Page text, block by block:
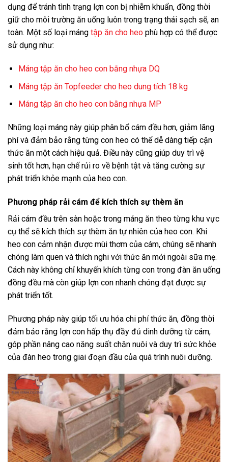
dụng để tránh tình trạng lợn con bị nhiễm khuẩn, đồng thời
giữ cho môi trường ăn uống luôn trong trạng thái sạch sẽ, an
toàn. Một số loại máng tập ăn cho heo phù hợp có thể được
sử dụng như:
Máng tập ăn cho heo con bằng nhựa DQ
Máng tập ăn Topfeeder cho heo dung tích 18 kg
Máng tập ăn cho heo con bằng nhựa MP
Những loại máng này giúp phân bổ cám đều hơn, giảm lãng
phí và đảm bảo rằng từng con heo có thể dễ dàng tiếp cận
thức ăn một cách hiệu quả. Điều này cũng giúp duy trì vệ
sinh tốt hơn, hạn chế rủi ro về bệnh tật và tăng cường sự
phát triển khỏe mạnh của heo con.
Phương pháp rải cám để kích thích sự thèm ăn
Rải cám đều trên sàn hoặc trong máng ăn theo từng khu vực
cụ thể sẽ kích thích sự thèm ăn tự nhiên của heo con. Khi
heo con cảm nhận được mùi thơm của cám, chúng sẽ nhanh
chóng làm quen và thích nghi với thức ăn mới ngoài sữa mẹ.
Cách này không chỉ khuyến khích từng con trong đàn ăn uống
đồng đều mà còn giúp lợn con nhanh chóng đạt được sự
phát triển tốt.
Phương pháp này giúp tối ưu hóa chi phí thức ăn, đồng thời
đảm bảo rằng lợn con hấp thụ đầy đủ dinh dưỡng từ cám,
góp phần nâng cao năng suất chăn nuôi và duy trì sức khỏe
của đàn heo trong giai đoạn đầu của quá trình nuôi dưỡng.